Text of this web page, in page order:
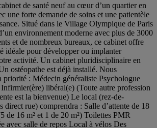
de santé neuf au cœur d’un quartier en
une forte demande de soins et une patientèle
Situé dans le Village Olympique de Paris
environnement moderne avec plus de 3000
et de nombreux bureaux, ce cabinet offre
idéale pour développer ou implanter
activité. Un cabinet pluridisciplinaire en
ostéopathe est déjà installé. Nous
priorité : Médecin généraliste Psychologue
libéral(e) (Toute autre profession
est la bienvenue) Le local (rez-de-
direct rue) comprendra : Salle d’attente de 18
de 16 m² et 1 de 20 m²) Toilettes PMR
avec salle de repos Local à vélos Des